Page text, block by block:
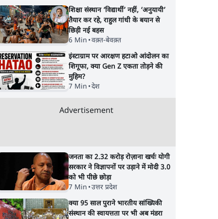
शिक्षा संस्थान ‘विद्यार्थी’ नहीं, ‘अनुयायी’
तैयार कर रहे, राहुल गांधी के बयान से
छिड़ी नई बहस
6 Min •वक़्त-बेवक़्त
इंस्टाग्राम पर आरक्षण हटाओ आंदोलन का
शिगूफा, क्या Gen Z एकता तोड़ने की
मुहिम?
7 Min •देश
Advertisement
जनता का 2.32 करोड़ रोज़ाना खर्चः योगी
सरकार ने विज्ञापनों पर उड़ाने में मोदी 3.0
को भी पीछे छोड़ा
7 Min •उत्तर प्रदेश
क्या 95 साल पुराने भारतीय सांख्यिकी
संस्थान की स्वायत्तता पर भी अब मंडरा